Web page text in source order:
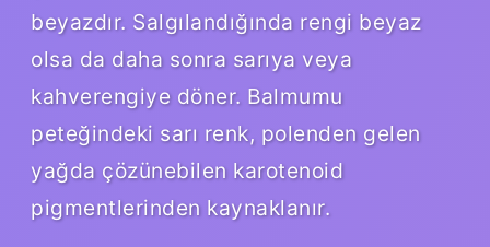
beyazdır. Salgılandığında rengi beyaz
olsa da daha sonra sarıya veya
kahverengiye döner. Balmumu
peteğindeki sarı renk, polenden gelen
yağda çözünebilen karotenoid
pigmentlerinden kaynaklanır.